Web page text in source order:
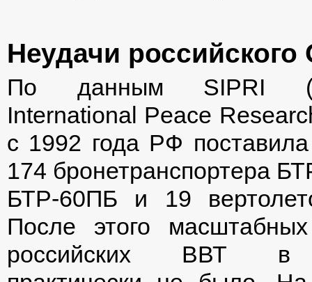
Неудачи
По данным SIPRI
International Peace
с 1992 года РФ
174 бронетранспортера
БТР-60ПБ и 19
После этого масштабных
российских ВВТ в